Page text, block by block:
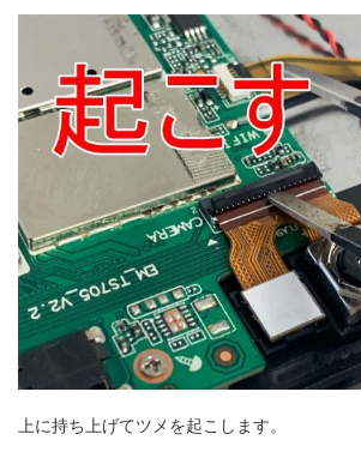
上に持ち上げてツメを起こします。